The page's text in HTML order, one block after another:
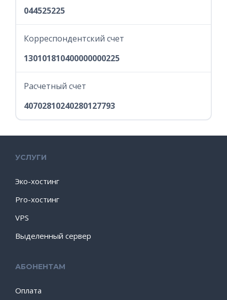
044525225
Корреспондентский счет
130101810400000000225
Расчетный счет
40702810240280127793
УСЛУГИ
Эко-хостинг
Pro-хостинг
VPS
Выделенный сервер
АБОНЕНТАМ
Оплата